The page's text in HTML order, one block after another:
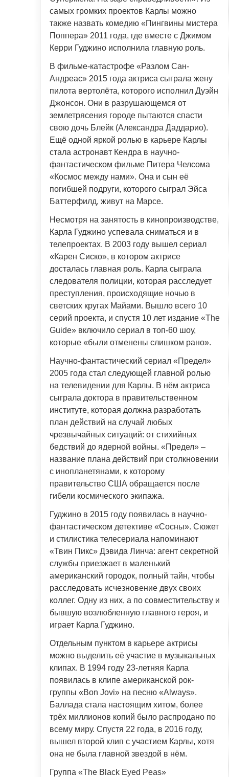
самых громких проектов Карлы можно
также назвать комедию «Пингвины мистера
Поппера» 2011 года, где вместе с Джимом
Керри Гуджино исполнила главную роль.
В фильме-катастрофе «Разлом Сан-
Андреас» 2015 года актриса сыграла жену
пилота вертолёта, которого исполнил Дуэйн
Джонсон. Они в разрушающемся от
землетрясения городе пытаются спасти
свою дочь Блейк (Александра Даддарио).
Ещё одной яркой ролью в карьере Карлы
стала астронавт Кендра в научно-
фантастическом фильме Питера Челсома
«Космос между нами». Она и сын её
погибшей подруги, которого сыграл Эйса
Баттерфилд, живут на Марсе.
Несмотря на занятость в кинопроизводстве,
Карла Гуджино успевала сниматься и в
телепроектах. В 2003 году вышел сериал
«Карен Сиско», в котором актрисе
досталась главная роль. Карла сыграла
следователя полиции, которая расследует
преступления, происходящие ночью в
светских кругах Майами. Вышло всего 10
серий проекта, и спустя 10 лет издание «The
Guide» включило сериал в топ-60 шоу,
которые «были отменены слишком рано».
Научно-фантастический сериал «Предел»
2005 года стал следующей главной ролью
на телевидении для Карлы. В нём актриса
сыграла доктора в правительственном
институте, которая должна разработать
план действий на случай любых
чрезвычайных ситуаций: от стихийных
бедствий до ядерной войны. «Предел» –
название плана действий при столкновении
с инопланетянами, к которому
правительство США обращается после
гибели космического экипажа.
Гуджино в 2015 году появилась в научно-
фантастическом детективе «Сосны». Сюжет
и стилистика телесериала напоминают
«Твин Пикс» Дэвида Линча: агент секретной
службы приезжает в маленький
американский городок, полный тайн, чтобы
расследовать исчезновение двух своих
коллег. Одну из них, а по совместительству и
бывшую возлюбленную главного героя, и
играет Карла Гуджино.
Отдельным пунктом в карьере актрисы
можно выделить её участие в музыкальных
клипах. В 1994 году 23-летняя Карла
появилась в клипе американской рок-
группы «Bon Jovi» на песню «Always».
Баллада стала настоящим хитом, более
трёх миллионов копий было распродано по
всему миру. Спустя 22 года, в 2016 году,
вышел второй клип с участием Карлы, хотя
она не была главной звездой в нём.
Группа «The Black Eyed Peas»